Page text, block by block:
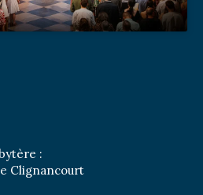
:
Clignancourt